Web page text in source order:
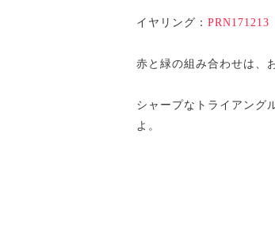
イヤリング： PRN171213
赤と緑の組み合わせは、
シャープなトライアング
よ。